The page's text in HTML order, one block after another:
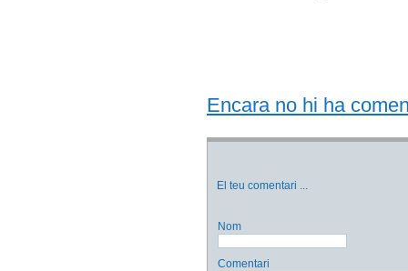
Encara no hi ha
El teu comentari ...
Nom
Comentari